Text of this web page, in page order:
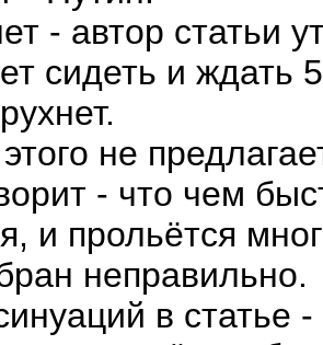
- автор статьи
сидеть и ждать
не
- что чем
и прольётся
неправильно.
в статье -